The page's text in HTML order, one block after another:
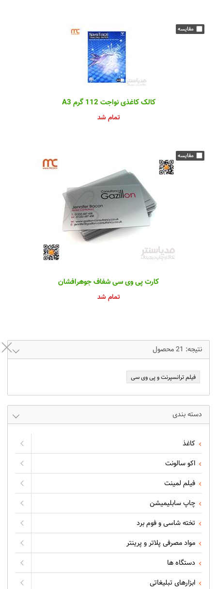
کالک کاغذی نواجت 112 گرم A3
تمام شد
کارت پی وی سی شفاف جوهرافشان
تمام شد
نتیجه: 21محصول
فیلم ترانسپرنت و پی وی سی
دسته بندی
کاغذ
اکو سالونت
فیلم لمینت
چاپ سابلیمیشن
تخته شاسی و فوم برد
مواد مصرفی پلاتر و پرینتر
دستگاه ها
ابزارهای تبلیغاتی